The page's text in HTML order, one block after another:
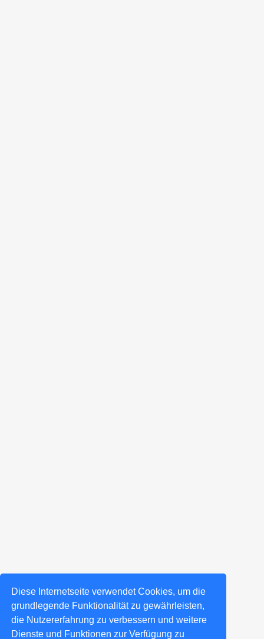
Diese Internetseite verwendet Cookies, um die
grundlegende Funktionalität zu gewährleisten,
die Nutzererfahrung zu verbessern und weitere
Dienste und Funktionen zur Verfügung zu